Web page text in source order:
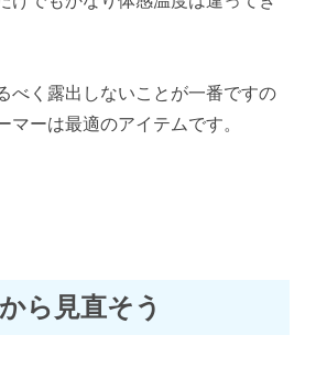
べく露出しないことが一番ですの
マーは最適のアイテムです。
ら見直そう